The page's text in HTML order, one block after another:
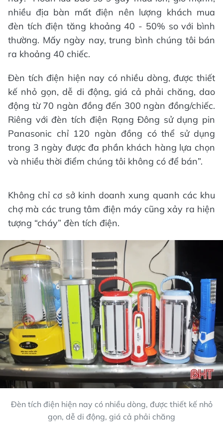
nhiều địa bàn mất điện nên lượng khách mua
đèn tích điện tăng khoảng 40 - 50% so với bình
thường. Mấy ngày nay, trung bình chúng tôi bán
ra khoảng 40 chiếc.
Đèn tích điện hiện nay có nhiều dòng, được thiết
kế nhỏ gọn, dễ di động, giá cả phải chăng, dao
động từ 70 ngàn đồng đến 300 ngàn đồng/chiếc.
Riêng với đèn tích điện Rạng Đông sử dụng pin
Panasonic chỉ 120 ngàn đồng có thể sử dụng
trong 3 ngày được đa phần khách hàng lựa chọn
và nhiều thời điểm chúng tôi không có để bán”.
Không chỉ cơ sở kinh doanh xung quanh các khu
chợ mà các trung tâm điện máy cũng xảy ra hiện
tượng “cháy” đèn tích điện.
Đèn tích điện hiện nay có nhiều dòng, được thiết kế nhỏ
gọn, dễ di động, giá cả phải chăng